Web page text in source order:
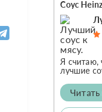
Соус
Я считаю,
лучшие
Читать